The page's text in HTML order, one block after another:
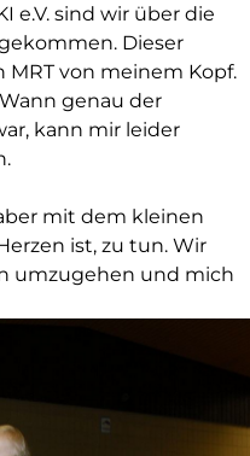
e.V. sind wir über die
Dieser
MRT von meinem Kopf.
genau der
kann mir leider
mit dem kleinen
ist, zu tun. Wir
umzugehen und mich